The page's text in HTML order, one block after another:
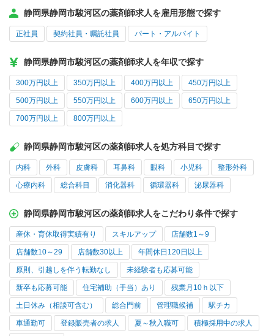
静岡県静岡市駿河区の薬剤師求人を雇用形態で探す
正社員 契約社員・嘱託社員 パート・アルバイト
静岡県静岡市駿河区の薬剤師求人を年収で探す
300万円以上 350万円以上 400万円以上 450万円以上
500万円以上 550万円以上 600万円以上 650万円以上
700万円以上 800万円以上
静岡県静岡市駿河区の薬剤師求人を処方科目で探す
内科 外科 皮膚科 耳鼻科 眼科 小児科 整形外科
心療内科 総合科目 消化器科 循環器科 泌尿器科
静岡県静岡市駿河区の薬剤師求人をこだわり条件で探す
産休・育休取得実績有り スキルアップ 店舗数1～9
店舗数10～29 店舗数30以上 年間休日120日以上
原則、引越しを伴う転勤なし 未経験者も応募可能
新卒も応募可能 住宅補助（手当）あり 残業月10ｈ以下
土日休み（相談可含む） 総合門前 管理職候補 駅チカ
車通勤可 登録販売者の求人 夏～秋入職可 積極採用中の求人